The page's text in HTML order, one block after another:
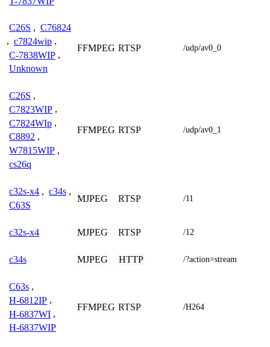
C26S , C76824
, c7824wip ,
C-7838WIP ,
Unknown
FFMPEG RTSP /udp/av0_0
C26S ,
C7823WIP ,
C7824WIp ,
C8892 ,
W7815WIP ,
cs26q
FFMPEG RTSP /udp/av0_1
c32s-x4 , c34s ,
C63S
MJPEG RTSP /11
c32s-x4 MJPEG RTSP /12
c34s MJPEG HTTP /?action=stream
C63s ,
H-6812IP ,
H-6837WI ,
H-6837WIP
FFMPEG RTSP /H264